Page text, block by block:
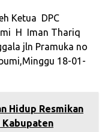
Ketua DPC
H Iman Thariq
jln Pramuka no
18-01-
Hidup Resmikan
Kabupaten